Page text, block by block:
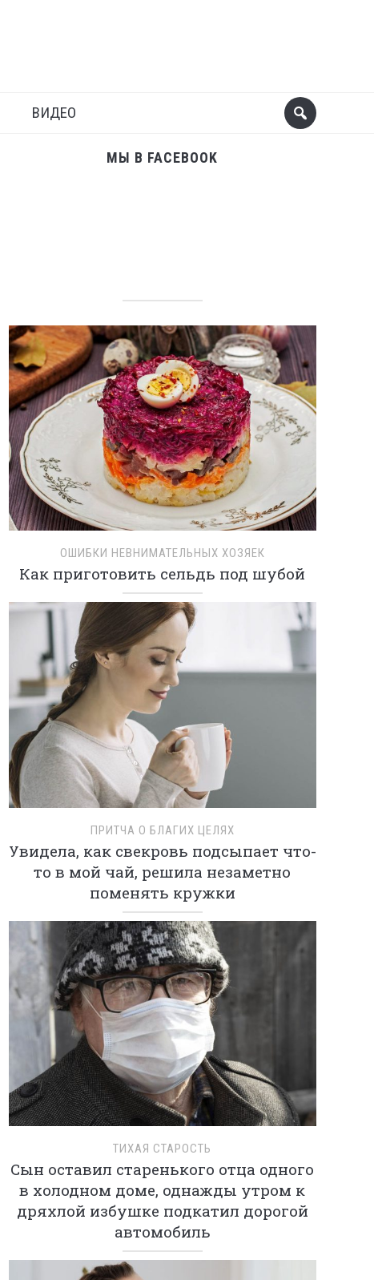
ВИДЕО
МЫ В FACEBOOK
ОШИБКИ НЕВНИМАТЕЛЬНЫХ ХОЗЯЕК
Как приготовить сельдь под шубой
ПРИТЧА О БЛАГИХ ЦЕЛЯХ
Увидела, как свекровь подсыпает что-
то в мой чай, решила незаметно
поменять кружки
ТИХАЯ СТАРОСТЬ
Сын оставил старенького отца одного
в холодном доме, однажды утром к
дряхлой избушке подкатил дорогой
автомобиль